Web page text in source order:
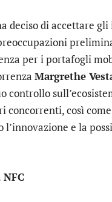
deciso di accettare
per i portafogli
Margrethe
controllo
concorrenti, così
e la